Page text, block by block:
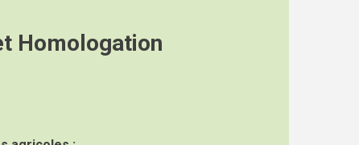
Homologation